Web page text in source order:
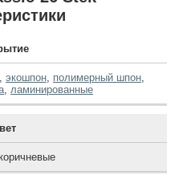
экошпон полимерный шпон
ламинированные